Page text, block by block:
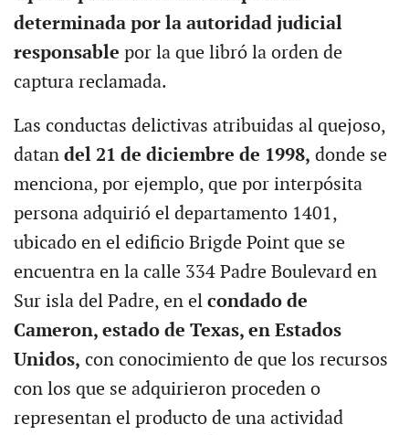
determinada por la autoridad judicial
responsable por la que libró la orden de
captura reclamada.
Las conductas delictivas atribuidas al quejoso,
datandel 21 de diciembre de 1998, donde se
menciona, por ejemplo, que por interpósita
persona adquirió el departamento 1401,
ubicado en el edificio Brigde Point que se
encuentra en la calle 334 Padre Boulevard en
Sur isla del Padre, en el condado de
Cameron, estado de Texas, en Estados
Unidos, con conocimiento de que los recursos
con los que se adquirieron proceden o
representan el producto de una actividad